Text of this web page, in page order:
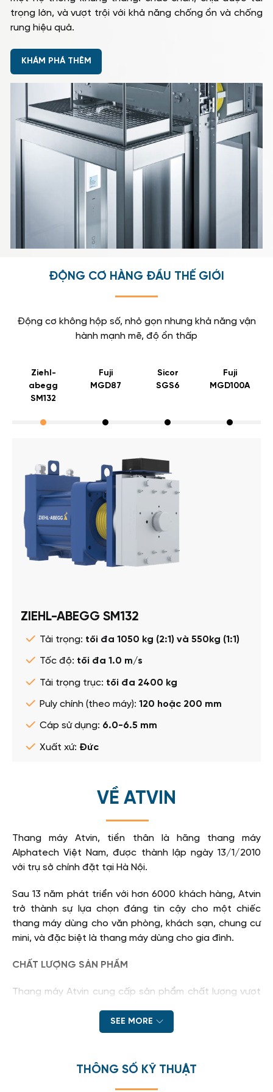
trọng lớn, và vượt trội với khả năng chống ồn và chống
rung hiệu quả.
KHÁM PHÁ THÊM
ĐỘNG CƠ HÀNG ĐẦU THẾ GIỚI
Động cơ không hộp số, nhỏ gọn nhưng khả năng vận
hành mạnh mẽ, độ ồn thấp
Ziehl-
abegg
SM132
Fuji
MGD87
Sicor
SGS6
Fuji
MGD100A
ZIEHL-ABEGG SM132
Tải trọng: tối đa 1050 kg (2:1) và 550kg (1:1)
Tốc độ: tối đa 1.0 m/s
Tải trọng trục: tối đa 2400 kg
Puly chính (theo máy): 120 hoặc 200 mm
Cáp sử dụng: 6.0-6.5 mm
Xuất xứ: Đức
VỀ ATVIN
Thang máy Atvin, tiền thân là hãng thang máy
Alphatech Việt Nam, được thành lập ngày 13/1/2010
với trụ sở chính đặt tại Hà Nội.
Sau 13 năm phát triển với hơn 6000 khách hàng, Atvin
trở thành sự lựa chọn đáng tin cậy cho một chiếc
thang máy dùng cho văn phòng, khách sạn, chung cư
mini, và đặc biệt là thang máy dùng cho gia đình.
CHẤT LƯỢNG SẢN PHẨM
Thang máy Atvin cung cấp sản phẩm chất lượng vượt
toàn trong những chuyến đi, Dịch vụ xuất sắc. Đạt
được những tiêu chí đó chính là nhờ những tiêu chuẩn
Atvin kiểm soát chặt chẽ về chất lượng linh kiện,
SEE MORE
THÔNG SỐ KỸ THUẬT